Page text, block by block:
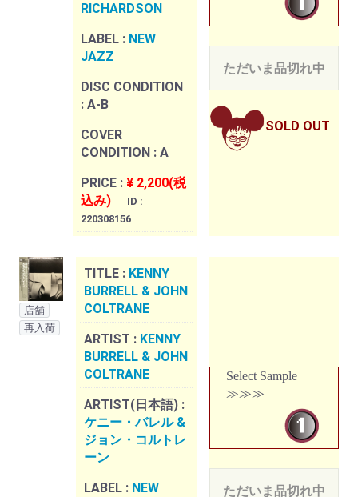
RICHARDSON
LABEL : NEW
JAZZ
DISC CONDITION
: A-B
COVER
CONDITION : A
PRICE : ¥ 2,200(税
込み)
ID :
220308156
ただいま品切れ中
SOLD OUT
店舗
再入荷
TITLE : KENNY
BURRELL & JOHN
COLTRANE
ARTIST : KENNY
BURRELL & JOHN
COLTRANE
ARTIST(日本語) :
ケニー・バレル &
ジョン・コルトレ
ーン
LABEL : NEW
Select Sample
≫≫≫
ただいま品切れ中